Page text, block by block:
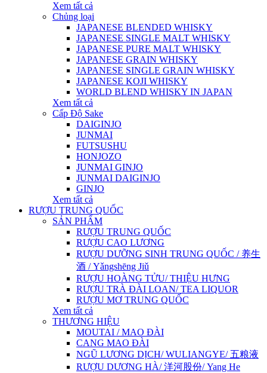
Xem tất cả
Chủng loại
JAPANESE BLENDED WHISKY
JAPANESE SINGLE MALT WHISKY
JAPANESE PURE MALT WHISKY
JAPANESE GRAIN WHISKY
JAPANESE SINGLE GRAIN WHISKY
JAPANESE KOJI WHISKY
WORLD BLEND WHISKY IN JAPAN
Xem tất cả
Cấp Độ Sake
DAIGINJO
JUNMAI
FUTSUSHU
HONJOZO
JUNMAI GINJO
JUNMAI DAIGINJO
GINJO
Xem tất cả
RƯỢU TRUNG QUỐC
SẢN PHẨM
RƯỢU TRUNG QUỐC
RƯỢU CAO LƯƠNG
RƯỢU DƯỠNG SINH TRUNG QUỐC / 养生
酒 / Yǎngshēng Jiǔ
RƯỢU HOÀNG TỬU/ THIỆU HƯNG
RƯỢU TRÀ ĐÀI LOAN/ TEA LIQUOR
RƯỢU MƠ TRUNG QUỐC
Xem tất cả
THƯƠNG HIỆU
MOUTAI / MAO ĐÀI
CANG MAO ĐÀI
NGŨ LƯƠNG DỊCH/ WULIANGYE/ 五粮液
RƯỢU DƯƠNG HÀ/ 洋河股份/ Yang He